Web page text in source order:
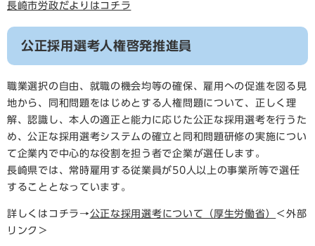
長崎市労政だよりはコチラ
公正採用選考人権啓発推進員
職業選択の自由、就職の機会均等の確保、雇用への促進を図る見
地から、同和問題をはじめとする人権問題について、正しく理
解、認識し、本人の適正と能力に応じた公正な採用選考を行うた
め、公正な採用選考システムの確立と同和問題研修の実施につい
て企業内で中心的な役割を担う者で企業が選任します。
長崎県では、常時雇用する従業員が50人以上の事業所等で選任
することとなっています。
詳しくはコチラ→公正な採用選考について（厚生労働省）
＜外部
リンク＞